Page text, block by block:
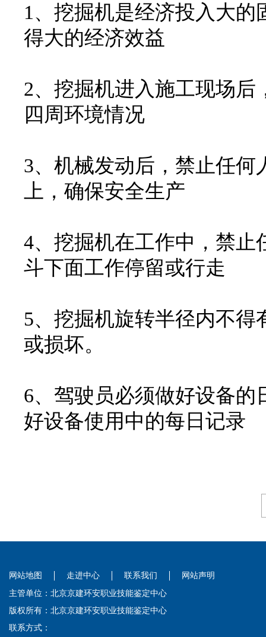
1、挖掘机是经济投入大
得大的经济效益
2、挖掘机进入施工现场
四周环境情况
3、机械发动后，禁止任
上，确保安全生产
4、挖掘机在工作中，禁
斗下面工作停留或行走
5、挖掘机旋转半径内不
或损坏。
6、驾驶员必须做好设备
好设备使用中的每日记录
网站地图 走进中心 联系我们
网站声明
主管单位：北京京建环安职业技能鉴定中心
版权所有：北京京建环安职业技能鉴定中心
联系方式：